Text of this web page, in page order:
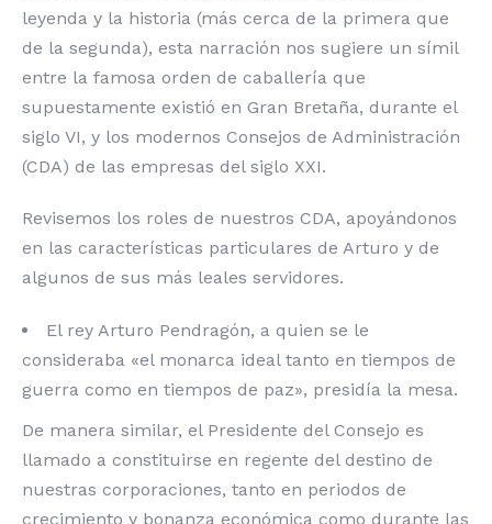
leyenda y la historia (más cerca de la primera que
de la segunda), esta narración nos sugiere un símil
entre la famosa orden de caballería que
supuestamente existió en Gran Bretaña, durante el
siglo VI, y los modernos Consejos de Administración
(CDA) de las empresas del siglo XXI.
Revisemos los roles de nuestros CDA, apoyándonos
en las características particulares de Arturo y de
algunos de sus más leales servidores.
El rey Arturo Pendragón, a quien se le
consideraba «el monarca ideal tanto en tiempos de
guerra como en tiempos de paz», presidía la mesa.
De manera similar, el Presidente del Consejo es
llamado a constituirse en regente del destino de
nuestras corporaciones, tanto en periodos de
crecimiento y bonanza económica como durante las